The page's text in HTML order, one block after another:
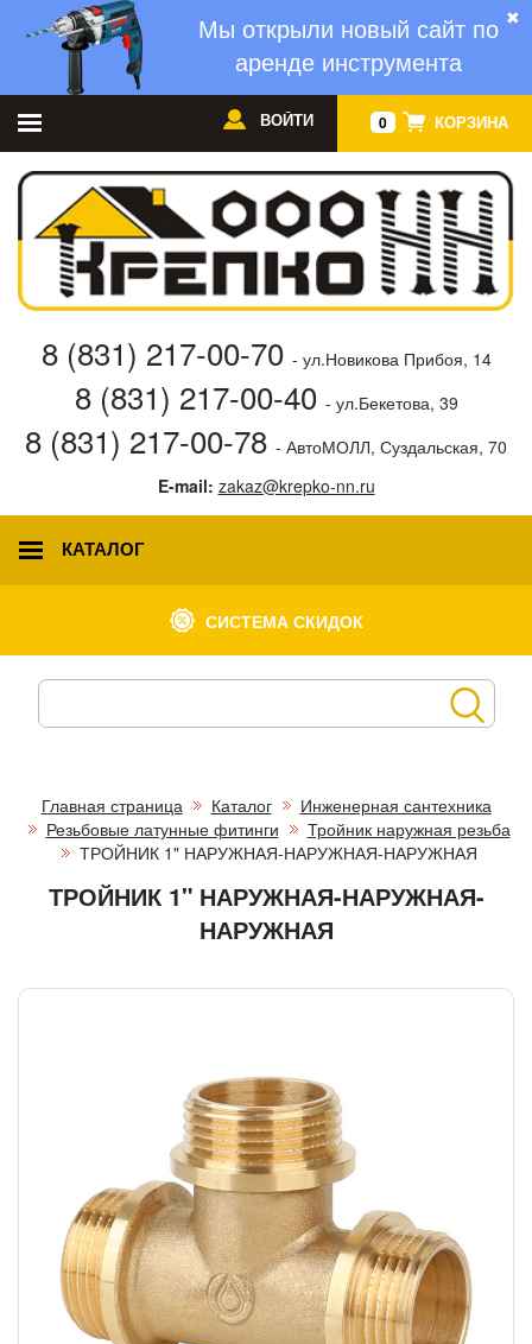
✖
Мы открыли новый сайт по
аренде инструмента
0 КОРЗИНА
ВОЙТИ
8 (831) 217-00-70 - ул.Новикова Прибоя, 14
8 (831) 217-00-40 - ул.Бекетова, 39
8 (831) 217-00-78 - АвтоМОЛЛ, Суздальская, 70
E-mail: zakaz@krepko-nn.ru
КАТАЛОГ
СИСТЕМА СКИДОК
Главная страница Каталог
Инженерная сантехника
Резьбовые латунные фитинги
Тройник наружная резьба
ТРОЙНИК 1" НАРУЖНАЯ-НАРУЖНАЯ-НАРУЖНАЯ
ТРОЙНИК 1" НАРУЖНАЯ-НАРУЖНАЯ-
НАРУЖНАЯ